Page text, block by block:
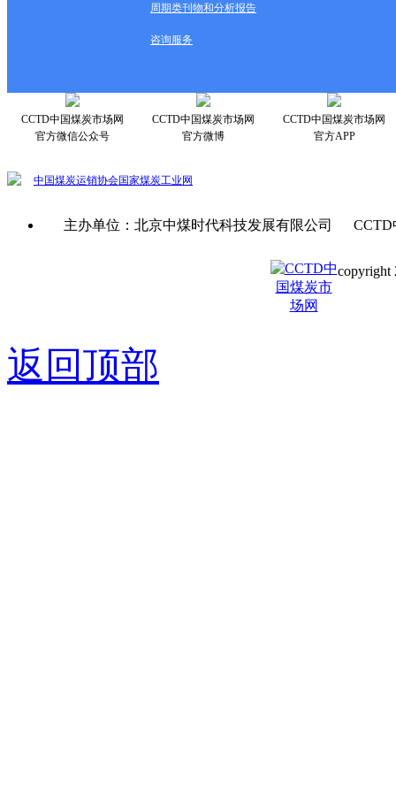
周期类刊物和分析报告
咨询服务
CCTD中国煤炭市场网
官方微信公众号
CCTD中国煤炭市场网
官方微博
CCTD中国煤炭市场网
官方APP
中国煤炭运销协会国家煤炭工业网
主办单位：北京中煤时代科技发展有限公司
copyright
返回顶部